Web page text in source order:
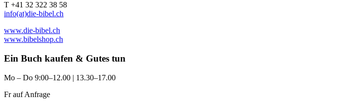
T +41 32 322 38 58
info(at)die-bibel.ch
www.die-bibel.ch
www.bibelshop.ch
Ein Buch kaufen & Gutes tun
Mo – Do 9:00–12.00 | 13.30–17.00
Fr auf Anfrage